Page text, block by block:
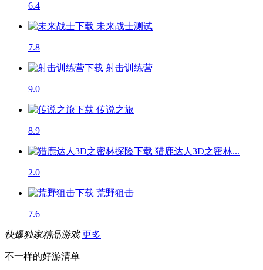
6.4
未来战士测试
7.8
射击训练营
9.0
传说之旅
8.9
猎鹿达人3D之密林...
2.0
荒野狙击
7.6
快爆独家精品游戏 更多
不一样的好游清单